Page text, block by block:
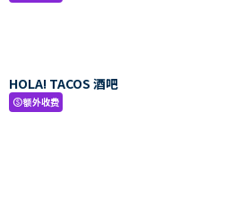
HOLA! TACOS 酒吧
paid额外收费